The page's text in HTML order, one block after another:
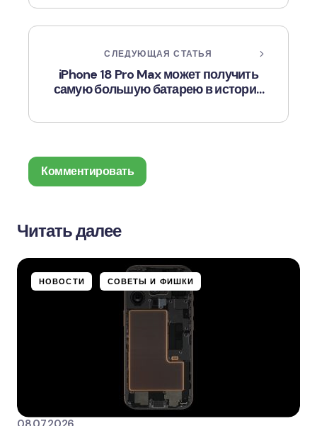
СЛЕДУЮЩАЯ СТАТЬЯ
iPhone 18 Pro Max может получить
самую большую батарею в истории
Комментировать
Обязательные поля помечены*
Ваш комментарий
Name *
Читать далее
НОВОСТИ СОВЕТЫ И ФИШКИ